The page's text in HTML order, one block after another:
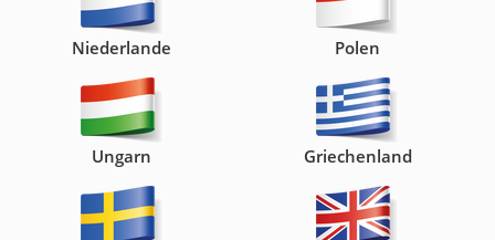
Niederlande Polen
Ungarn Griechenland